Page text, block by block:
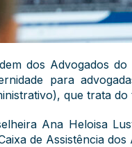
dos Advogados
para
que trata do
Ana Heloisa
de Assistência